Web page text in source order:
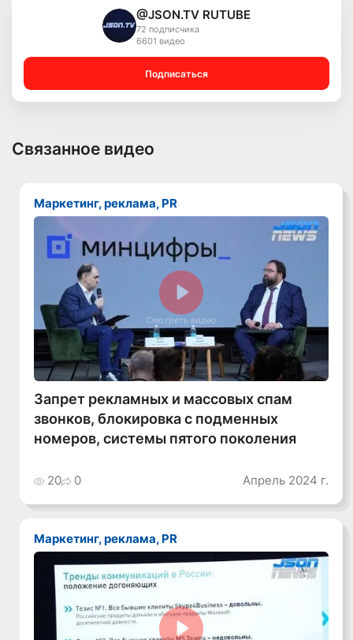
@JSON.TV RUTUBE
72 подписчика
6601 видео
Подписаться
Связанное видео
Маркетинг, реклама, PR
Смотреть видео
Запрет рекламных и массовых спам
звонков, блокировка с подменных
номеров, системы пятого поколения
20 0 Апрель 2024 г.
Маркетинг, реклама, PR